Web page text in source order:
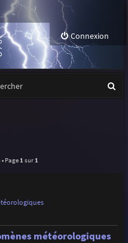
Connexion
e
Page 1 sur 1
météorologiques